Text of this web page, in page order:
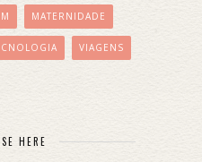
MATERNIDADE
VIAGENS
HERE